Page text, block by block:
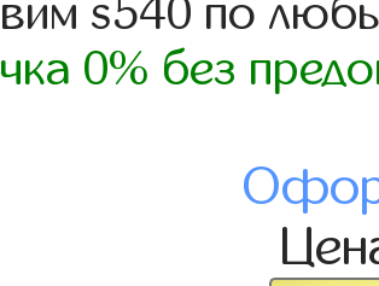
s540 по
0% без